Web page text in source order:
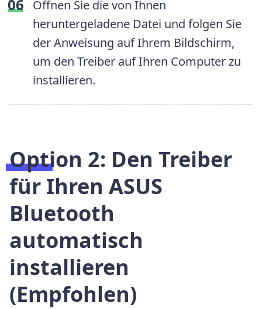
Öffnen Sie die von Ihnen
heruntergeladene Datei und folgen Sie
der Anweisung auf Ihrem Bildschirm,
um den Treiber auf Ihren Computer zu
installieren.
Option 2: Den Treiber
für Ihren ASUS
Bluetooth
automatisch
installieren
(Empfohlen)